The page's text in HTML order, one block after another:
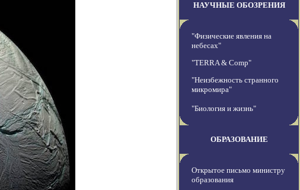
НАУЧНЫЕ ОБОЗРЕНИЯ
"Физические явления на
небесах"
"TERRA & Comp"
"Неизбежность странного
микромира"
"Биология и жизнь"
ОБРАЗОВАНИЕ
Открытое письмо министру
образования